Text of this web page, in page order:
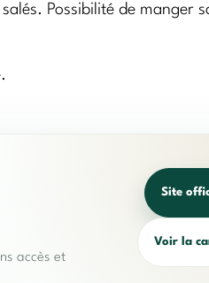
Possibilité de manger
accès et
Site
Voir la